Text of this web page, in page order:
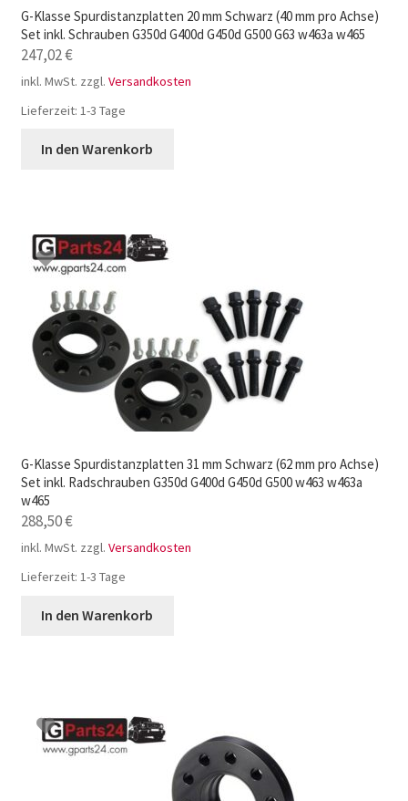
G-Klasse Spurdistanzplatten 20 mm Schwarz (40 mm pro Achse)
Set inkl. Schrauben G350d G400d G450d G500 G63 w463a w465
247,02€
inkl. MwSt. zzgl. Versandkosten
Lieferzeit: 1-3 Tage
In den Warenkorb
G-Klasse Spurdistanzplatten 31 mm Schwarz (62 mm pro Achse)
Set inkl. Radschrauben G350d G400d G450d G500 w463 w463a
w465
288,50€
inkl. MwSt. zzgl. Versandkosten
Lieferzeit: 1-3 Tage
In den Warenkorb